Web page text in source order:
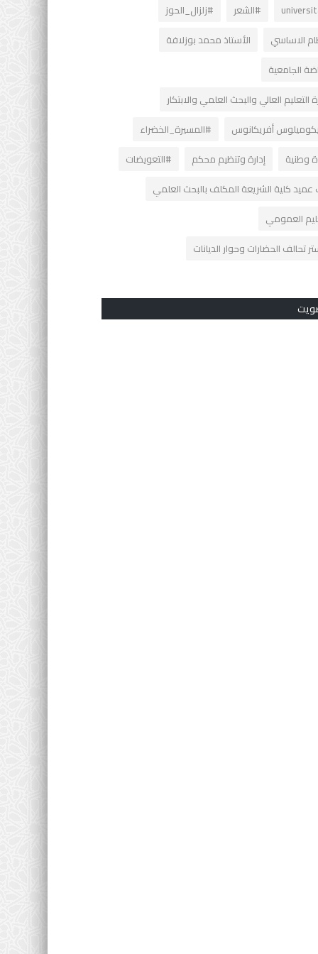
#الشعر
#زلزال_الحوز
الاساسي
الأستاذ محمد بوزلافة
الجامعية
التعليم العالي والبحث العلمي والابتكار
أفريكانوس
#المسيرة_الخضراء
وطنية
إدارة وتنظيم محكم
#التعويضات
عميد كلية الشريعة المكلف بالبحث العلمي
العمومي
تحالف الحضارات وحوار الديانات